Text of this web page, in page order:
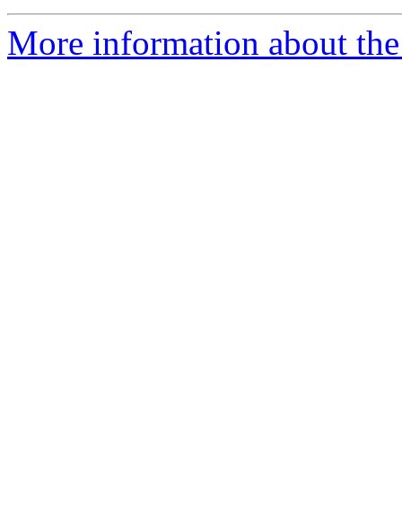
More information about